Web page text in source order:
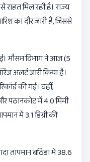
राहत मिल रही है। राज्य
का दौर जारी है, जिससे
मौसम विभाग ने आज (5
अलर्ट जारी किया है।
की गई। वहीं,
पठानकोट में 4.0 मिमी
में 3.1 डिग्री की
तापमान बठिंडा में 38.6